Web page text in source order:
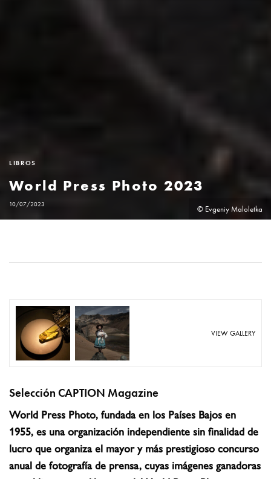
LIBROS
World Press Photo 2023
10/07/2023 © Evgeniy Maloletka
VIEW GALLERY
Selección CAPTION Magazine
World Press Photo, fundada en los Países Bajos en
1955, es una organización independiente sin finalidad de
lucro que organiza el mayor y más prestigioso concurso
anual de fotografía de prensa, cuyas imágenes ganadoras